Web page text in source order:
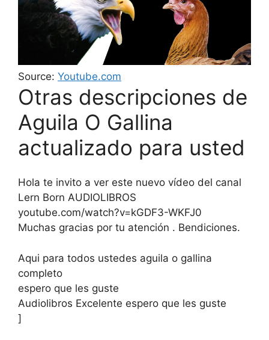
Source: Youtube.com
Otras descripciones de
Aguila O Gallina
actualizado para usted
Hola te invito a ver este nuevo vídeo del canal
Lern Born AUDIOLIBROS
youtube.com/watch?v=kGDF3-WKFJ0
Muchas gracias por tu atención . Bendiciones.
Aqui para todos ustedes aguila o gallina
completo
espero que les guste
Audiolibros Excelente espero que les guste
]